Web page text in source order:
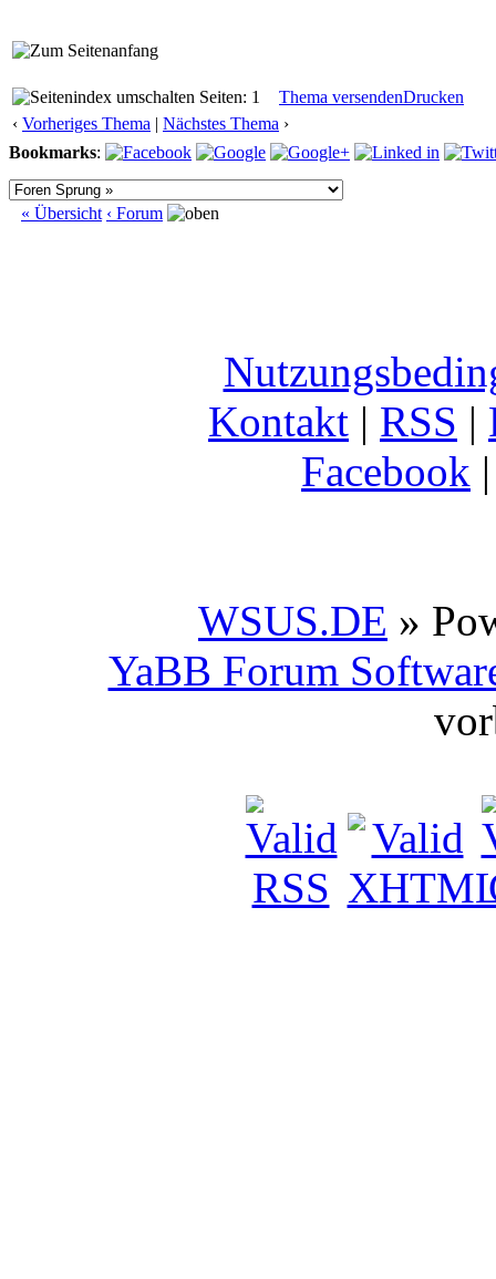
Seiten: 1 Thema versendenDrucken
‹ Vorheriges Thema | Nächstes Thema ›
Bookmarks:
« Übersicht ‹ Forum
Kontakt | RSS |
Facebook
WSUS.DE »
YaBB Forum